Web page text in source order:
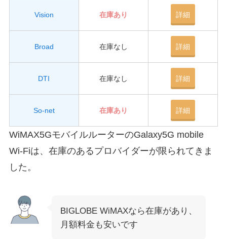
Vision 在庫あり 詳細
Broad 在庫なし 詳細
DTI 在庫なし 詳細
So-net 在庫あり 詳細
WiMAX5GモバイルルーターのGalaxy5G mobile
Wi-Fiは、在庫のあるプロバイダーが限られてきま
した。
BIGLOBE WiMAXなら在庫があり、
月額料金も安いです